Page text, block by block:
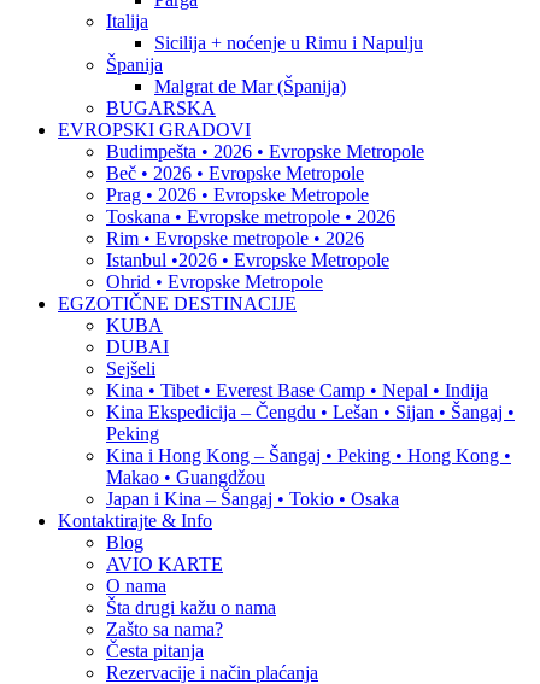
Italija
Sicilija + noćenje u Rimu i Napulju
Španija
Malgrat de Mar (Španija)
BUGARSKA
EVROPSKI GRADOVI
Budimpešta • 2026 • Evropske Metropole
Beč • 2026 • Evropske Metropole
Prag • 2026 • Evropske Metropole
Toskana • Evropske metropole • 2026
Rim • Evropske metropole • 2026
Istanbul •2026 • Evropske Metropole
Ohrid • Evropske Metropole
EGZOTIČNE DESTINACIJE
KUBA
DUBAI
Sejšeli
Kina • Tibet • Everest Base Camp • Nepal • Indija
Kina Ekspedicija – Čengdu • Lešan • Sijan • Šangaj •
Peking
Kina i Hong Kong – Šangaj • Peking • Hong Kong •
Makao • Guangdžou
Japan i Kina – Šangaj • Tokio • Osaka
Kontaktirajte & Info
Blog
AVIO KARTE
O nama
Šta drugi kažu o nama
Zašto sa nama?
Česta pitanja
Rezervacije i način plaćanja